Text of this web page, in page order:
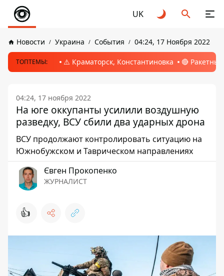
UK
Новости Украина События 04:24, 17 Ноября 2022
ТОПТЕМЫ: ⚠️ Краматорск, Константиновка 🔴
04:24, 17 ноября 2022
На юге оккупанты усилили воздушную
разведку, ВСУ сбили два ударных дрона
ВСУ продолжают контролировать ситуацию на
Южнобужском и Таврическом направлениях
Євген Прокопенко
ЖУРНАЛИСТ
👍